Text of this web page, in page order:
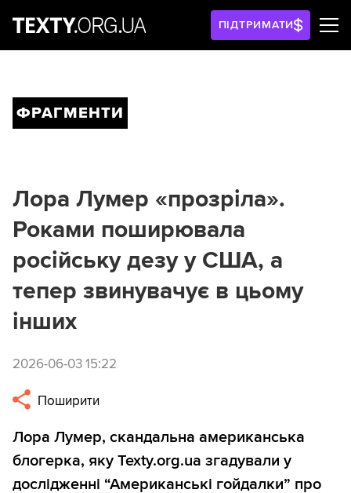
ПІДТРИМАТИ
ФРАГМЕНТИ
Лора Лумер «прозріла».
Роками поширювала
російську дезу у США, а
тепер звинувачує в цьому
інших
2026-06-03 15:22
Поширити
Лора Лумер, скандальна американська
блогерка, яку Texty.org.ua згадували у
дослідженні “Американські гойдалки” про